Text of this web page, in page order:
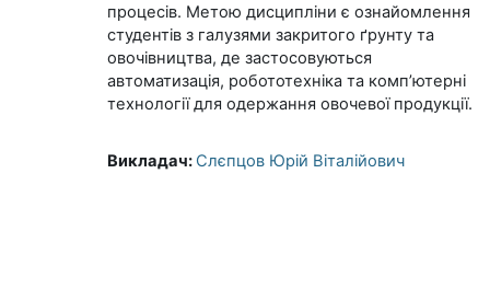
процесів. Метою дисципліни є ознайомлення
студентів з галузями закритого ґрунту та
овочівництва, де застосовуються
автоматизація, робототехніка та комп’ютерні
технології для одержання овочевої продукції.
Викладач: Слєпцов Юрій Віталійович